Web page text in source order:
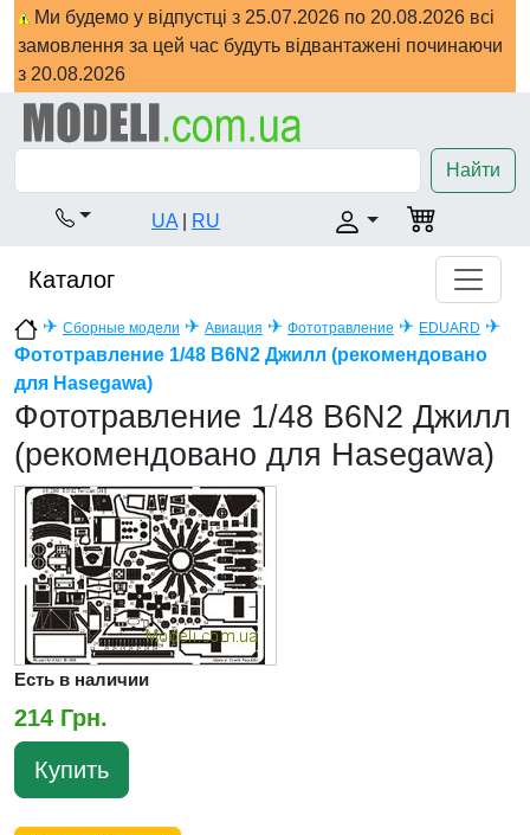
Ми будемо у відпустці з 25.07.2026 по 20.08.2026 всі
замовлення за цей час будуть відвантажені починаючи
з 20.08.2026
Найти
UA RU
Каталог
✈ Сборные модели ✈ Авиация ✈ Фототравление ✈ EDUARD ✈
Фототравление 1/48 B6N2 Джилл (рекомендовано
для Hasegawa)
Фототравление 1/48 B6N2 Джилл
(рекомендовано для Hasegawa)
Есть в наличии
214 Грн.
Купить